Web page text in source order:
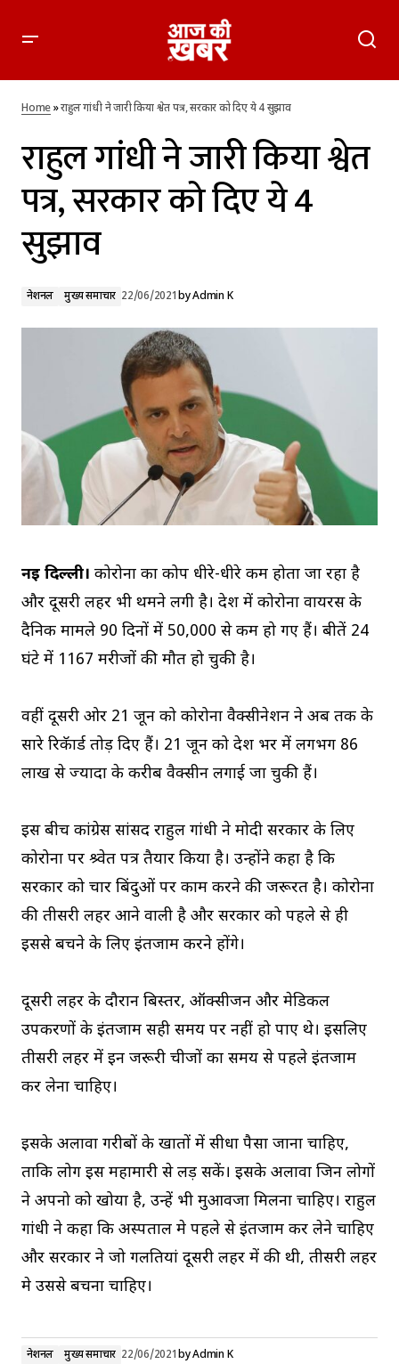
राहुल गांधी ने जारी किया श्वेत पत्र, सरकार को दिए ये 4 सुझाव
Home»राहुल गांधी ने जारी किया श्वेत पत्र, सरकार को दिए ये 4 सुझाव
राहुल गांधी ने जारी किया श्वेत
पत्र, सरकार को दिए ये 4
सुझाव
नेशनल मुख्य समाचार 22/06/2021byAdmin K
नई दिल्ली। कोरोना का प्रकोप धीरे-धीरे कम होता जा रहा है
और दूसरी लहर भी थमने लगी है। देश में कोरोना वायरस के
दैनिक मामले 90 दिनों में 50,000 से कम हो गए हैं। बीतें 24
घंटे में 1167 मरीजों की मौत हो चुकी है।
वहीं दूसरी ओर 21 जून को कोरोना वैक्सीनेशन ने अब तक के
सारे रिकॅार्ड तोड़ दिए हैं। 21 जून को देश भर में लगभग 86
लाख से ज्यादा के करीब वैक्सीन लगाई जा चुकी हैं।
इस बीच कांग्रेस सांसद राहुल गांधी ने मोदी सरकार के लिए
कोरोना पर श्र्वेत पत्र तैयार किया है। उन्होंने कहा है कि
सरकार को चार बिंदुओं पर काम करने की जरूरत है। कोरोना
की तीसरी लहर आने वाली है और सरकार को पहले से ही
इससे बचने के लिए इंतजाम करने होंगे।
दूसरी लहर के दौरान बिस्तर, ऑक्सीजन और मेडिकल
उपकरणों के इंतजाम सही समय पर नहीं हो पाए थे। इसलिए
तीसरी लहर में इन जरूरी चीजों का समय से पहले इंतजाम
कर लेना चाहिए।
इसके अलावा गरीबों के खातों में सीधा पैसा जाना चाहिए,
ताकि लोग इस महामारी से लड़ सकें। इसके अलावा जिन लोगों
ने अपनो को खोया है, उन्हें भी मुआवजा मिलना चाहिए। राहुल
गांधी ने कहा कि अस्पताल मे पहले से इंतजाम कर लेने चाहिए
और सरकार ने जो गलतियां दूसरी लहर में की थी, तीसरी लहर
मे उससे बचना चाहिए।
नेशनल मुख्य समाचार 22/06/2021byAdmin K